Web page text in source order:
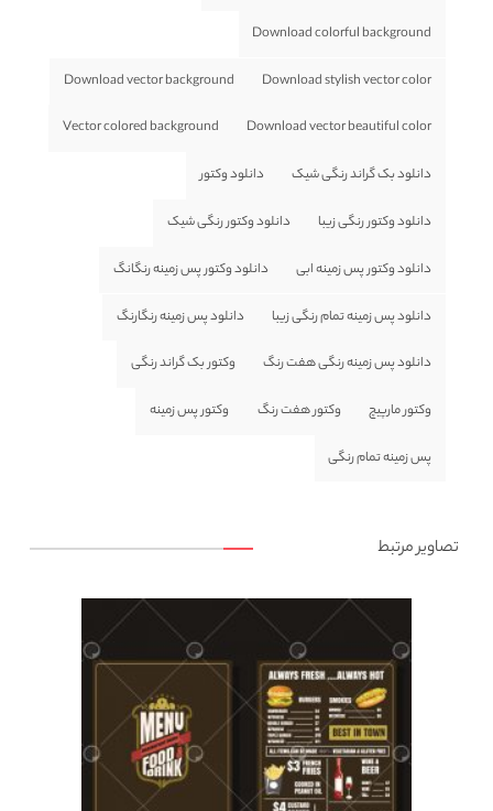
Download colorful background
Download stylish vector color
Download vector background
Download vector beautiful color
Vector colored background
دانلود بک گراند رنگی شیک دانلود وکتور
دانلود وکتور رنگی زیبا دانلود وکتور رنگی شیک
دانلود وکتور پس زمینه ابی دانلود وکتور پس زمینه رنگانگ
دانلود پس زمینه تمام رنگی زیبا دانلود پس زمینه رنگارنگ
دانلود پس زمینه رنگی هفت رنگ وکتور بک گراند رنگی
وکتور مارپیچ وکتور هفت رنگ وکتور پس زمینه
پس زمینه تمام رنگی
تصاویر مرتبط